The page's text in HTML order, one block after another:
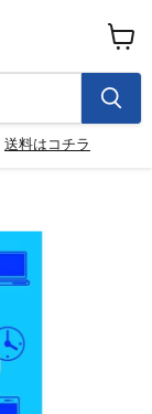
送料はコチラ
カ
ー
ト
を
見